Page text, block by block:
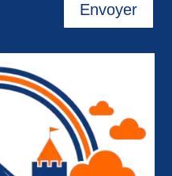
Envoyer